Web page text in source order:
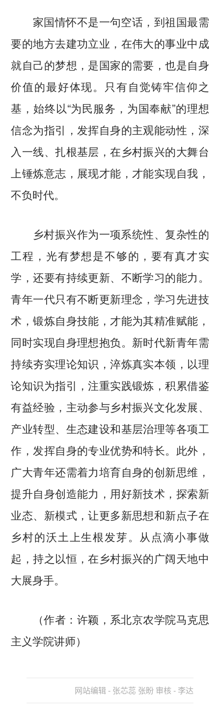
家国情怀不是一句空话，到祖国最需
要的地方去建功立业，在伟大的事业中成
就自己的梦想，是国家的需要，也是自身
价值的最好体现。只有自觉铸牢信仰之
基，始终以“为民服务，为国奉献”的理想
信念为指引，发挥自身的主观能动性，深
入一线、扎根基层，在乡村振兴的大舞台
上锤炼意志，展现才能，才能实现自我，
不负时代。
乡村振兴作为一项系统性、复杂性的
工程，光有梦想是不够的，要有真才实
学，还要有持续更新、不断学习的能力。
青年一代只有不断更新理念，学习先进技
术，锻炼自身技能，才能为其精准赋能，
同时实现自身理想抱负。新时代新青年需
持续夯实理论知识，淬炼真实本领，以理
论知识为指引，注重实践锻炼，积累借鉴
有益经验，主动参与乡村振兴文化发展、
产业转型、生态建设和基层治理等各项工
作，发挥自身的专业优势和特长。此外，
广大青年还需着力培育自身的创新思维，
提升自身创造能力，用好新技术，探索新
业态、新模式，让更多新思想和新点子在
乡村的沃土上生根发芽。从点滴小事做
起，持之以恒，在乡村振兴的广阔天地中
大展身手。
（作者：许颖，系北京农学院马克思
主义学院讲师）
网站编辑 - 张芯蕊 张盼 审核 - 李达